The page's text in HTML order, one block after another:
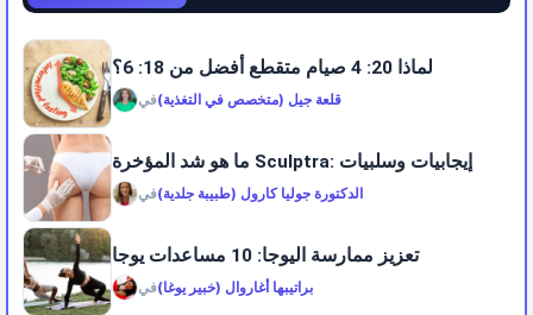
لماذا 20: 4 صيام متقطع أفضل من 18: 6؟
فيقلعة جيل (متخصص في التغذية)
ما هو شد المؤخرة Sculptra: إيجابيات وسلبيات
فيالدكتورة جوليا كارول (طبيبة جلدية)
تعزيز ممارسة اليوجا: 10 مساعدات يوجا
فيبراتيبها أغاروال (خبير يوغا)